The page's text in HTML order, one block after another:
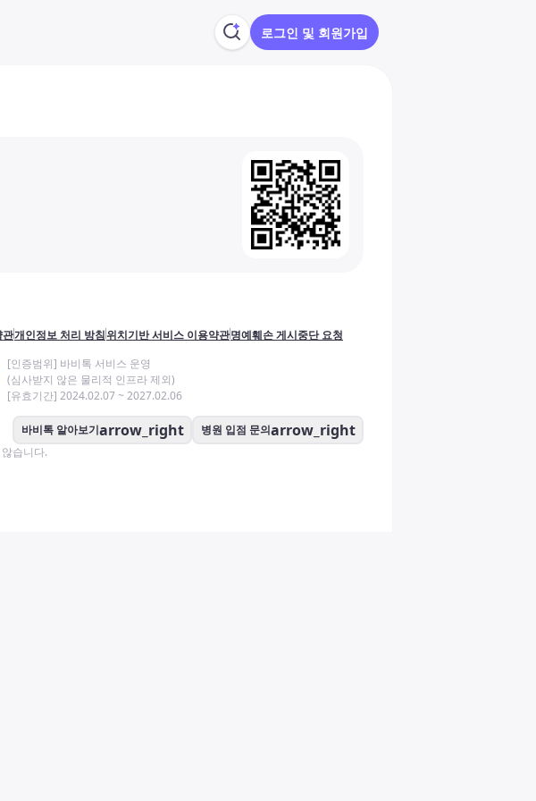
로그인 및 회원가입
관개인정보 처리 방침위치기반 서비스 이용약관명예훼손 게시중단 요청
[인증범위] 바비톡 서비스 운영
(심사받지 않은 물리적 인프라 제외)
[유효기간] 2024.02.07 ~ 2027.02.06
바비톡 알아보기arrow_right 병원 입점 문의arrow_right
습니다.